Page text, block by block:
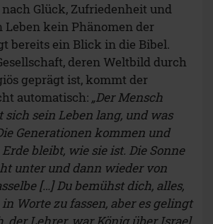
nach Glück, Zufriedenheit und
kein Phänomen der
bereits ein Blick in die Bibel.
deren Weltbild durch
geprägt ist, kommt der
automatisch: „Der Mensch
sein Leben lang, und was
Generationen kommen und
bleibt, wie sie ist. Die Sonne
unter und dann wieder von
[…] Du bemühst dich, alles,
Worte zu fassen, aber es gelingt